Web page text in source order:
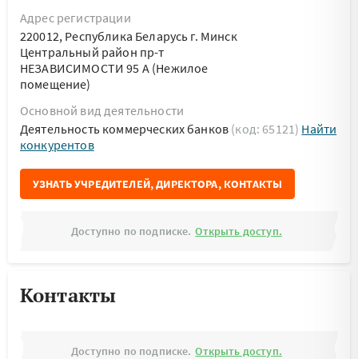
Адрес регистрации
220012, Республика Беларусь г. Минск
Центральный район пр-т
НЕЗАВИСИМОСТИ 95 А (Нежилое
помещение)
Основной вид деятельности
Деятельность коммерческих банков (код: 65121) Найти
конкурентов
УЗНАТЬ УЧРЕДИТЕЛЕЙ, ДИРЕКТОРА, КОНТАКТЫ
Доступно по подписке. Открыть доступ.
Контакты
Доступно по подписке. Открыть доступ.